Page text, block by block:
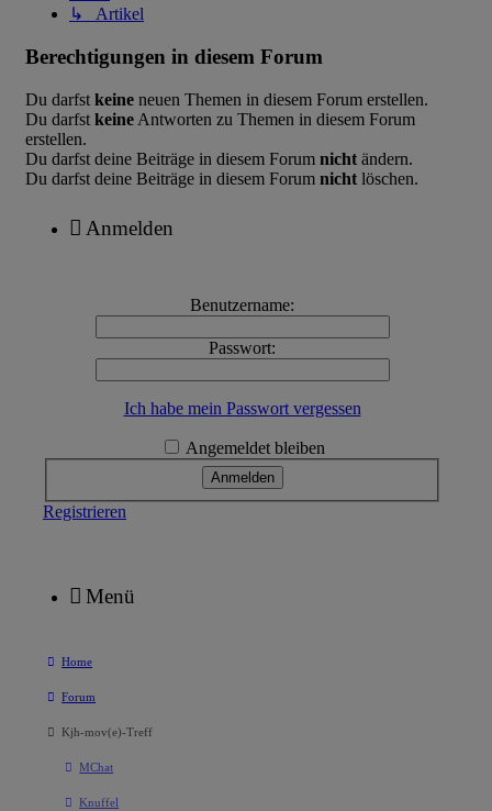
↳ Artikel
Berechtigungen in diesem Forum
Du darfst keine neuen Themen in diesem Forum erstellen.
Du darfst keine Antworten zu Themen in diesem Forum
erstellen.
Du darfst deine Beiträge in diesem Forum nicht ändern.
Du darfst deine Beiträge in diesem Forum nicht löschen.
Anmelden
Benutzername:
Passwort:
Ich habe mein Passwort vergessen
Angemeldet bleiben
Registrieren
Menü
Home
Forum
Kjh-mov(e)-Treff
MChat
Knuffel